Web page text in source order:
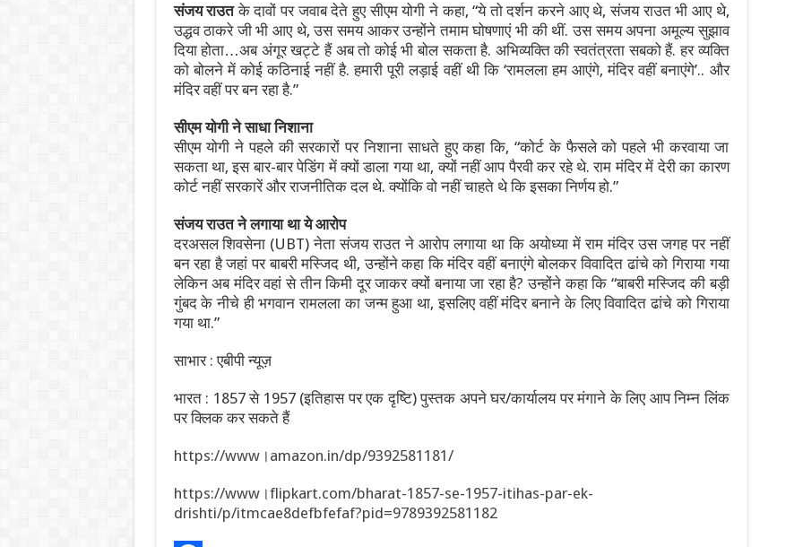
संजय राउतके दावों पर जवाब देते हुए सीएम योगी ने कहा, “ये तो दर्शन करने आए थे, संजय राउत भी आए थे,
उद्धव ठाकरे जी भी आए थे, उस समय आकर उन्होंने तमाम घोषणाएं भी की थीं. उस समय अपना अमूल्य सुझाव
दिया होता…अब अंगूर खट्टे हैं अब तो कोई भी बोल सकता है. अभिव्यक्ति की स्वतंत्रता सबको हैं. हर व्यक्ति
को बोलने में कोई कठिनाई नहीं है. हमारी पूरी लड़ाई वहीं थी कि ‘रामलला हम आएंगे, मंदिर वहीं बनाएंगे’.. और
मंदिर वहीं पर बन रहा है.”
सीएम योगी ने साधा निशाना
सीएम योगी ने पहले की सरकारों पर निशाना साधते हुए कहा कि, “कोर्ट के फैसले को पहले भी करवाया जा
सकता था, इस बार-बार पेडिंग में क्यों डाला गया था, क्यों नहीं आप पैरवी कर रहे थे. राम मंदिर में देरी का कारण
कोर्ट नहीं सरकारें और राजनीतिक दल थे. क्योंकि वो नहीं चाहते थे कि इसका निर्णय हो.”
संजय राउत ने लगाया था ये आरोप
दरअसल शिवसेना (UBT) नेता संजय राउत ने आरोप लगाया था कि अयोध्या में राम मंदिर उस जगह पर नहीं
बन रहा है जहां पर बाबरी मस्जिद थी, उन्होंने कहा कि मंदिर वहीं बनाएंगे बोलकर विवादित ढांचे को गिराया गया
लेकिन अब मंदिर वहां से तीन किमी दूर जाकर क्यों बनाया जा रहा है? उन्होंने कहा कि “बाबरी मस्जिद की बड़ी
गुंबद के नीचे ही भगवान रामलला का जन्म हुआ था, इसलिए वहीं मंदिर बनाने के लिए विवादित ढांचे को गिराया
गया था.”
साभार : एबीपी न्यूज़
भारत : 1857 से 1957 (इतिहास पर एक दृष्टि) पुस्तक अपने घर/कार्यालय पर मंगाने के लिए आप निम्न लिंक
पर क्लिक कर सकते हैं
https://www।amazon.in/dp/9392581181/
https://www।flipkart.com/bharat-1857-se-1957-itihas-par-ek-
drishti/p/itmcae8defbfefaf?pid=9789392581182